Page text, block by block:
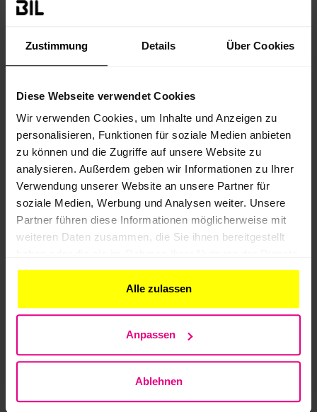
Zustimmung Details Über Cookies
Diese Webseite verwendet Cookies
Wir verwenden Cookies, um Inhalte und Anzeigen zu
personalisieren, Funktionen für soziale Medien anbieten
zu können und die Zugriffe auf unsere Website zu
analysieren. Außerdem geben wir Informationen zu Ihrer
Verwendung unserer Website an unsere Partner für
soziale Medien, Werbung und Analysen weiter. Unsere
Partner führen diese Informationen möglicherweise mit
weiteren Daten zusammen, die Sie ihnen bereitgestellt
gesammelt haben.
Alle zulassen
Anpassen
Ablehnen
Planauskunft einholen
Planauskunft einholen
Cockpit-Planung und Bau
BIL-Portal in 1:45 Min
Planauskunft in 3 Schritten
Planauskunft erteilen
Komplettlösung für Infrastrukturbetreiber
Auskunftssystem einrichten
Portallösung für alle Sparten
FAQ
Über BIL